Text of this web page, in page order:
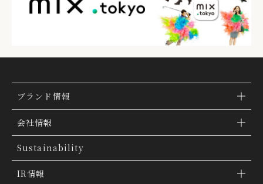
ブランド情報
ブランド検索
ブランドトピックス
「ファッションの力を信じよう」
THE MOVIE
会社情報
TSI トピックス
会社概要
Sustainability
IR情報